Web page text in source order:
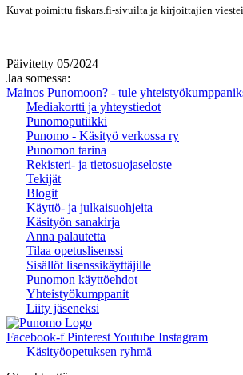
Kuvat poimittu fiskars.fi-sivuilta ja kirjoittajien
Päivitetty 05/2024
Jaa somessa:
Mainos Punomoon? - tule
Mediakortti ja yhteystiedot
Punomoputiikki
Punomo - Käsityö verkossa ry
Punomon tarina
Rekisteri- ja tietosuojaseloste
Tekijät
Blogit
Käyttö- ja julkaisuohjeita
Käsityön sanakirja
Anna palautetta
Tilaa opetuslisenssi
Sisällöt lisenssikäyttäjille
Punomon käyttöehdot
Yhteistyökumppanit
Liity jäseneksi
Facebook-f PinterestYoutube Instagram
Käsityöopetuksen ryhmä